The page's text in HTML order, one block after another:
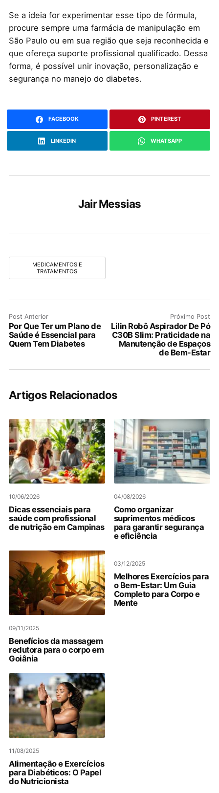
Se a ideia for experimentar esse tipo de fórmula,
procure sempre uma farmácia de manipulação em
São Paulo ou em sua região que seja reconhecida e
que ofereça suporte profissional qualificado. Dessa
forma, é possível unir inovação, personalização e
segurança no manejo do diabetes.
FACEBOOK PINTEREST
LINKEDIN WHATSAPP
Jair Messias
MEDICAMENTOS E
TRATAMENTOS
Post Anterior
Por Que Ter um Plano de
Saúde é Essencial para
Quem Tem Diabetes
Próximo Post
Lilin Robô Aspirador De Pó
C30B Slim: Praticidade na
Manutenção de Espaços
de Bem-Estar
Artigos Relacionados
10/06/2026
Dicas essenciais para
saúde com profissional
de nutrição em Campinas
04/08/2026
Como organizar
suprimentos médicos
para garantir segurança
e eficiência
09/11/2025
Benefícios da massagem
redutora para o corpo em
Goiânia
03/12/2025
Melhores Exercícios para
o Bem-Estar: Um Guia
Completo para Corpo e
Mente
11/08/2025
Alimentação e Exercícios
para Diabéticos: O Papel
do Nutricionista